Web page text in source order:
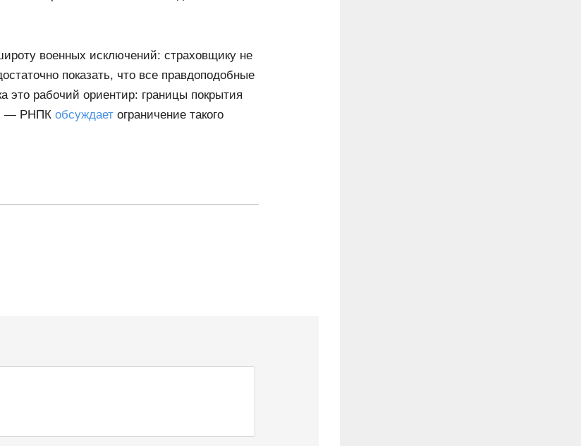
военных исключений: страховщику не
показать, что все правдоподобные
это рабочий ориентир: границы покрытия
— РНПК обсуждает ограничение такого